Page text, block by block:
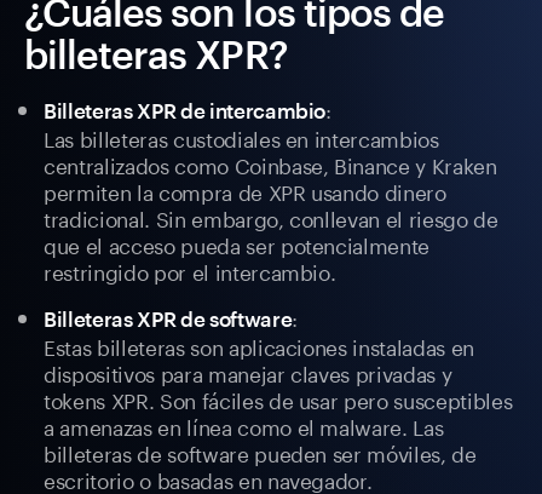
¿Cuáles son los tipos de
billeteras XPR?
Billeteras XPR de intercambio:
Las billeteras custodiales en intercambios
centralizados como Coinbase, Binance y Kraken
permiten la compra de XPR usando dinero
tradicional. Sin embargo, conllevan el riesgo de
que el acceso pueda ser potencialmente
restringido por el intercambio.
Billeteras XPR de software:
Estas billeteras son aplicaciones instaladas en
dispositivos para manejar claves privadas y
tokens XPR. Son fáciles de usar pero susceptibles
a amenazas en línea como el malware. Las
billeteras de software pueden ser móviles, de
escritorio o basadas en navegador.